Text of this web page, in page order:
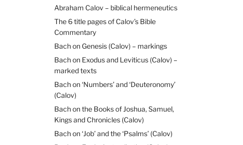
Abraham Calov – biblical hermeneutics
The 6 title pages of Calov’s Bible
Commentary
Bach on Genesis (Calov) – markings
Bach on Exodus and Leviticus (Calov) –
marked texts
Bach on ‘Numbers’ and ‘Deuteronomy’
(Calov)
Bach on the Books of Joshua, Samuel,
Kings and Chronicles (Calov)
Bach on ‘Job’ and the ‘Psalms’ (Calov)